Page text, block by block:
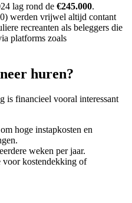
lag rond de €245.000.
werden vrijwel altijd contant
recreanten als beleggers die
platforms zoals
huren?
is financieel vooral interessant
hoge instapkosten en
weken per jaar.
voor kostendekking of